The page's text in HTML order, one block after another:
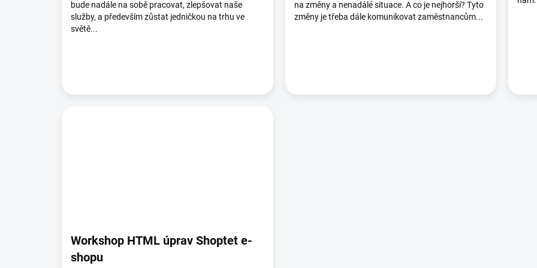
bude nadále na sobě pracovat, zlepšovat naše
služby, a především zůstat jedničkou na trhu ve
světě...
na změny a nenadálé situace. A co je nejhorší? Tyto
změny je třeba dále komunikovat zaměstnancům...
Workshop HTML úprav Shoptet e-
shopu